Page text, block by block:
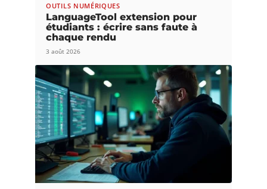
OUTILS NUMÉRIQUES
LanguageTool extension pour
étudiants : écrire sans faute à
chaque rendu
3 août 2026